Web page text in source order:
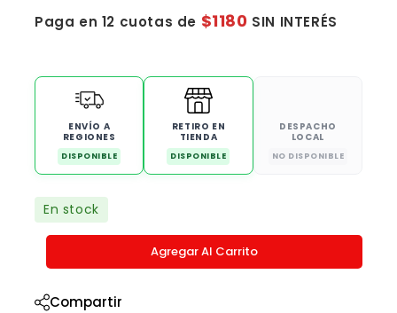
Paga en 12 cuotas de $1180 SIN INTERÉS
ENVÍO A
REGIONES
DISPONIBLE
RETIRO EN
TIENDA
DISPONIBLE
DESPACHO
LOCAL
NO DISPONIBLE
En stock
Agregar Al Carrito
Compartir